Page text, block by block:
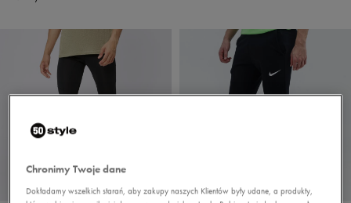
PROMO: DO -30%
Chronimy Twoje dane
Dokładamy wszelkich starań, aby zakupy naszych Klientów były udane, a produkty,